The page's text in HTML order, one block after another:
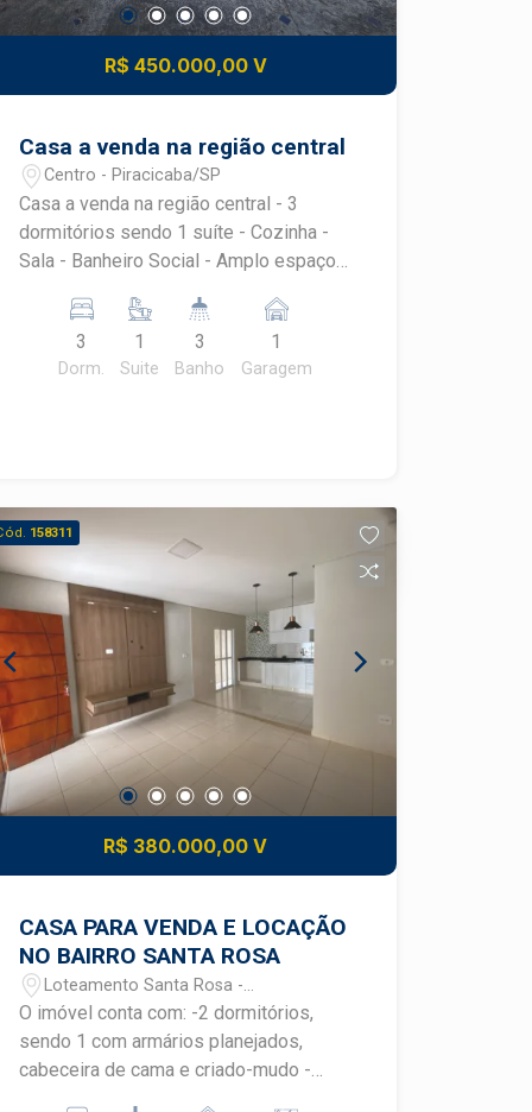
R$ 450.000,00 V
Casa a venda na região central
Centro - Piracicaba/SP
Casa a venda na região central - 3
dormitórios sendo 1 suíte - Cozinha -
Sala - Banheiro Social - Amplo espaço
3
Dorm.
1
Suite
3
Banho
1
Garagem
158311
R$ 380.000,00 V
CASA PARA VENDA E LOCAÇÃO
NO BAIRRO SANTA ROSA
Loteamento Santa Rosa -
Piracicaba/SP
O imóvel conta com: -2 dormitórios,
sendo 1 com armários planejados,
cabeceira de cama e criado-mudo -